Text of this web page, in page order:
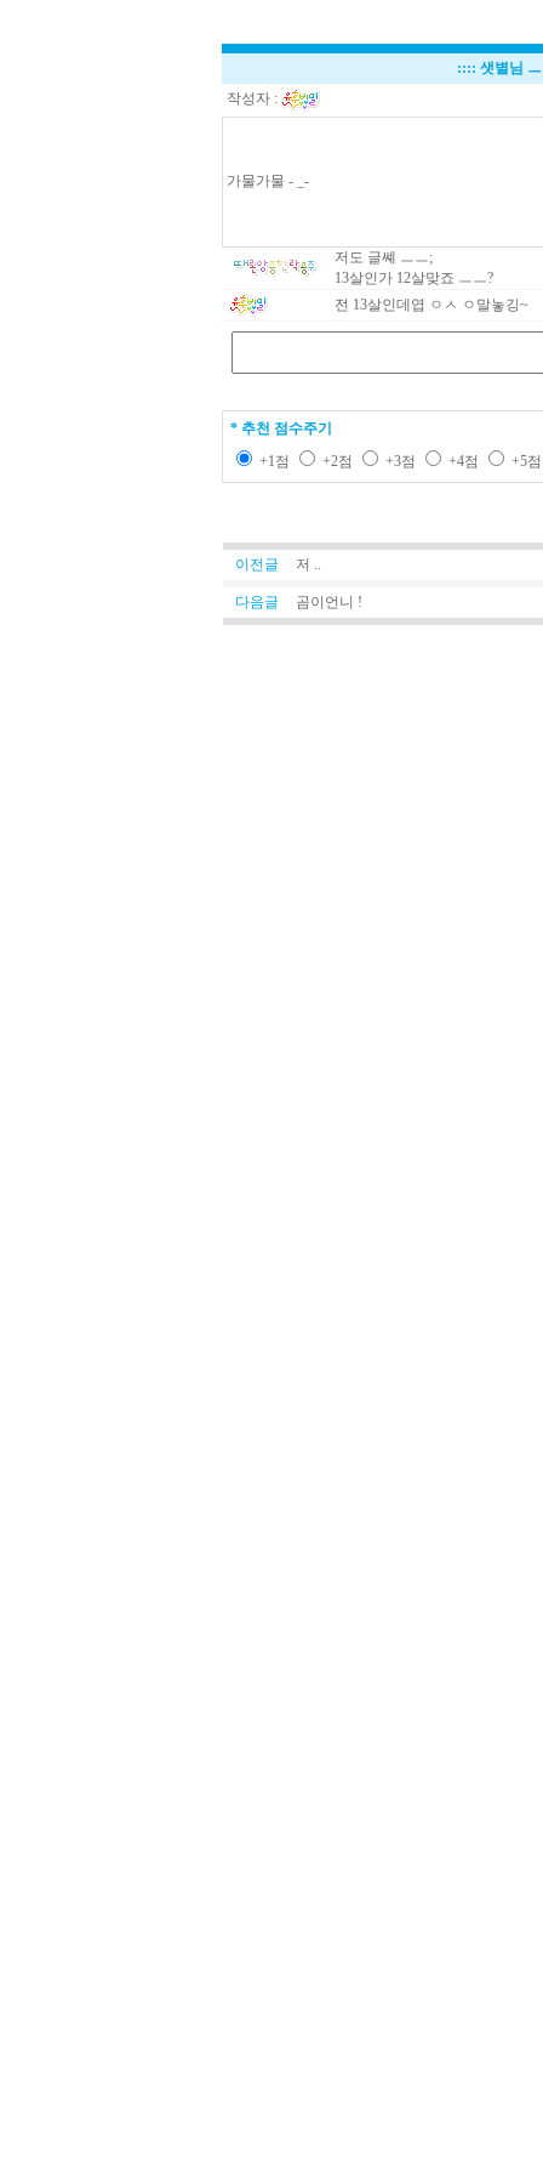
:::: 샛별님
작성자 :
가물가물 - _-
저도 글쎼 ㅡㅡ;
13살인가 12살맞죠 ㅡㅡ?
전 13살인데엽 ㅇㅅ ㅇ말놓깅~
* 추천 점수주기
+1점
+2점 +3점 +4점 +5
이전글 저 ..
다음글 곰이언니 !